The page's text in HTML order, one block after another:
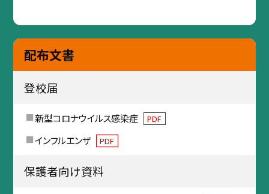
配布文書
登校届
新型コロナウイルス感染症 PDF
インフルエンザ PDF
保護者向け資料